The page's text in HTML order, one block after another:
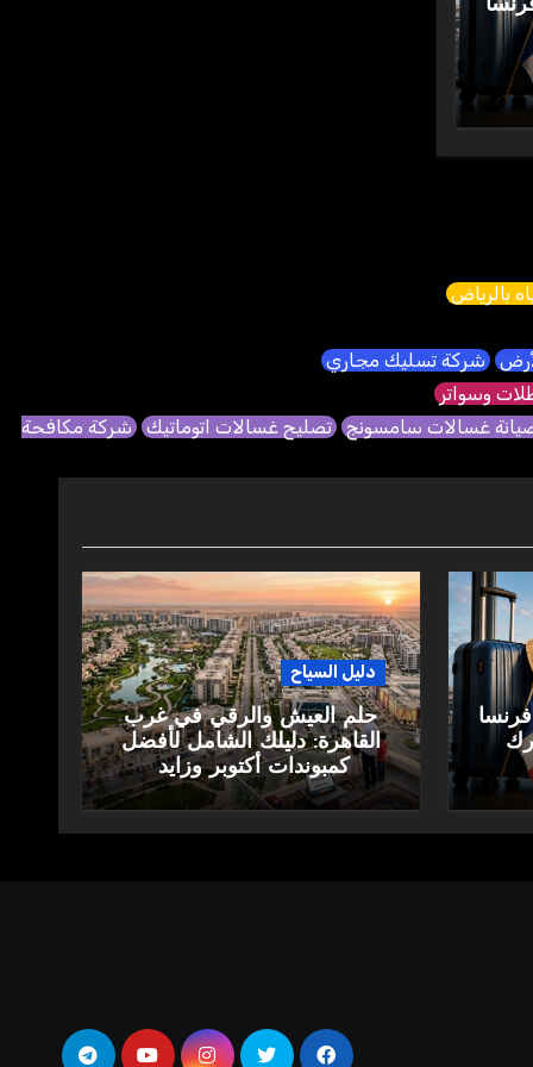
بالرياض
شركة تسليك مجاري
وسواتر
غسالات سامسونج تصليح غسالات اتوماتيك شركة مكافحة
دليل السياح
حلم العيش والرقي في غرب
القاهرة: دليلك الشامل لأفضل
كمبوندات أكتوبر وزايد